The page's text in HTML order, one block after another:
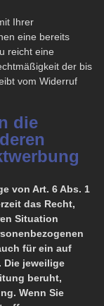
Ihrer
eine bereits
reicht eine
der bis
vom Widerruf
die
von Art. 6 Abs. 1
das Recht,
Situation
für ein auf
Die jeweilige
beruht,
Wenn Sie